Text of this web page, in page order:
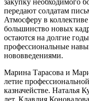
передают солдатам
Атмосферу в
большинство новых
остаются на долгие
профессиональные
нововведениями.
Марина Тарасова и
летие
казначействе. Наталья
лет, Клавдия